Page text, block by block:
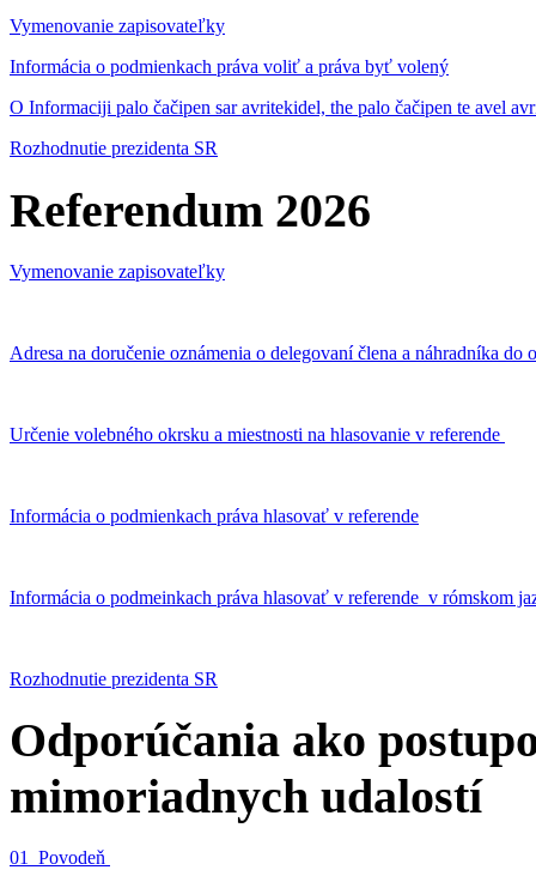
Vymenovanie zapisovateľky
Informácia o podmienkach práva voliť a práva byť volený
O Informaciji palo čačipen sar avritekidel, the palo čačipen te avel
Rozhodnutie prezidenta SR
Referendum 2026
Vymenovanie zapisovateľky
Adresa na doručenie oznámenia o delegovaní člena a náhradníka
Určenie volebného okrsku a miestnosti na hlasovanie v referende
Informácia o podmienkach práva hlasovať v referende
Informácia o podmeinkach práva hlasovať v referende v rómskom
Rozhodnutie prezidenta SR
Odporúčania ako
mimoriadnych udalostí
01_Povodeň